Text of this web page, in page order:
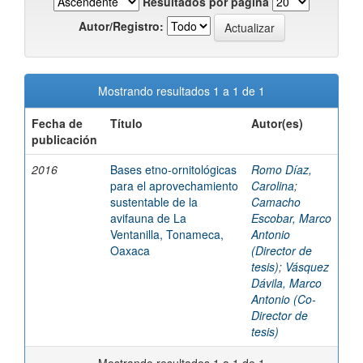
Autor/Registro:
Mostrando resultados 1 a 1 de 1
Fecha de
publicación
Título Autor(es)
2016
Bases etno-ornitológicas
para el aprovechamiento
sustentable de la
avifauna de La
Ventanilla, Tonameca,
Oaxaca
Romo Díaz,
Carolina;
Camacho
Escobar, Marco
Antonio
(Director de
tesis); Vásquez
Dávila, Marco
Antonio (Co-
Director de
tesis)